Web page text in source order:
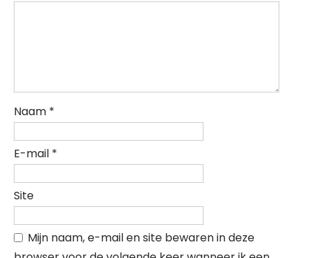
Naam *
E-mail *
Site
Mijn naam, e-mail en site bewaren in deze